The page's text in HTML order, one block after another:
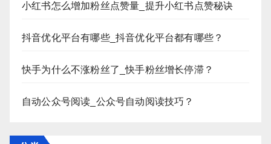
小红书怎么增加粉丝点赞量_提升小红书点赞秘诀
抖音优化平台有哪些_抖音优化平台都有哪些？
快手为什么不涨粉丝了_快手粉丝增长停滞？
自动公众号阅读_公众号自动阅读技巧？